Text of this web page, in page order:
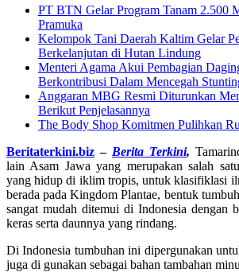
PT BTN Gelar Program Tanam 2.500
Pramuka
Kelompok Tani Daerah Kaltim Gelar
Berkelanjutan di Hutan Lindung
Menteri Agama Akui Pembagian
Berkontribusi Dalam Mencegah
Anggaran MBG Resmi Diturunkan
Berikut Penjelasannya
The Body Shop Komitmen Pulihkan
Beritaterkini.biz – Berita Terkini,
lain Asam Jawa yang merupakan salah
yang hidup di iklim tropis, untuk klasifiklasi
berada pada Kingdom Plantae, bentuk
sangat mudah ditemui di Indonesia dengan
keras serta daunnya yang rindang.
Di Indonesia tumbuhan ini dipergunakan
juga di gunakan sebagai bahan tambahan